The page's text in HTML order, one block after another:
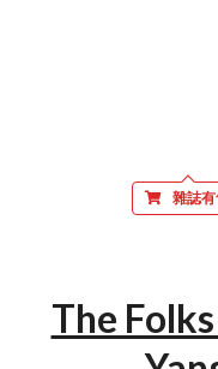
雜誌有
The